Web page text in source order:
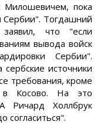
Милошевичем, пока
Тогдашний
что "если
вывода войск
Сербии".
источники
требования, кроме
в Косово. На это
Ричард Холлбрук
согласиться".